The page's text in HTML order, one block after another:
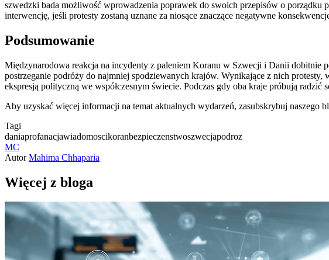
szwedzki bada możliwość wprowadzenia poprawek do swoich przepisów o
interwencję, jeśli protesty zostaną uznane za niosące znaczące negatywne
Podsumowanie
Międzynarodowa reakcja na incydenty z paleniem Koranu w Szwecji i Danii dobitnie
postrzeganie podróży do najmniej spodziewanych krajów. Wynikające z nich
ekspresją polityczną we współczesnym świecie. Podczas gdy oba kraje próbują
Aby uzyskać więcej informacji na temat aktualnych wydarzeń, zasubskrybuj naszego
Tagi
daniaprofanacjawiadomoscikoranbezpieczenstwoszwecjapodroz
MC
Autor Mahima Chhaparia
Więcej z bloga